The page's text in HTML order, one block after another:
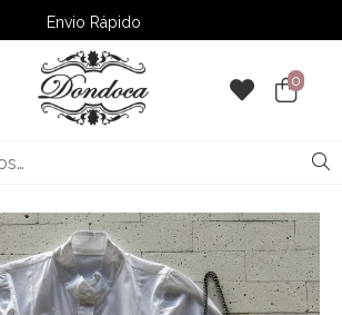
Envio Rápido
➚ Ofertas– Até 60% OFF
0